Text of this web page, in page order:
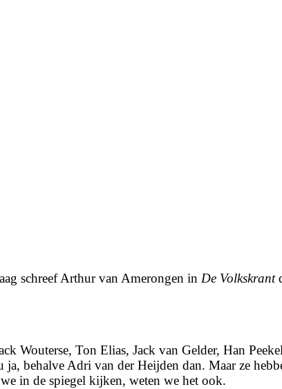
schreef Arthur van Amerongen in De Volkskrant
Wouterse, Ton Elias, Jack van Gelder, Han
behalve Adri van der Heijden dan. Maar ze
in de spiegel kijken, weten we het ook.